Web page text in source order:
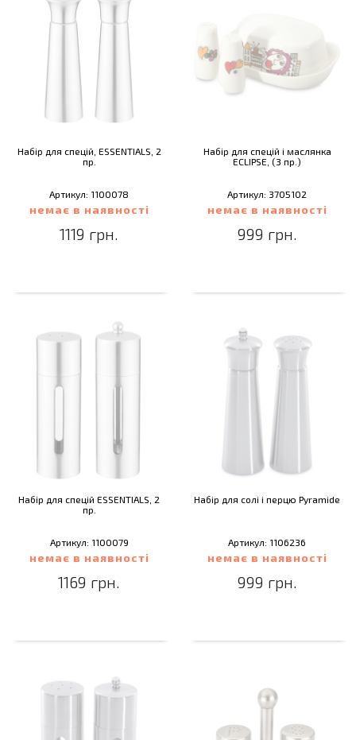
Набір для спецій, ESSENTIALS, 2
пр.
Артикул: 1100078
немає в наявності
1119 грн.
Набір для спецій і маслянка
ECLIPSE, (3 пр.)
Артикул: 3705102
немає в наявності
999 грн.
Набір для спецій ESSENTIALS, 2
пр.
Артикул: 1100079
немає в наявності
1169 грн.
Набір для солі і перцю Pyramide
Артикул: 1106236
немає в наявності
999 грн.